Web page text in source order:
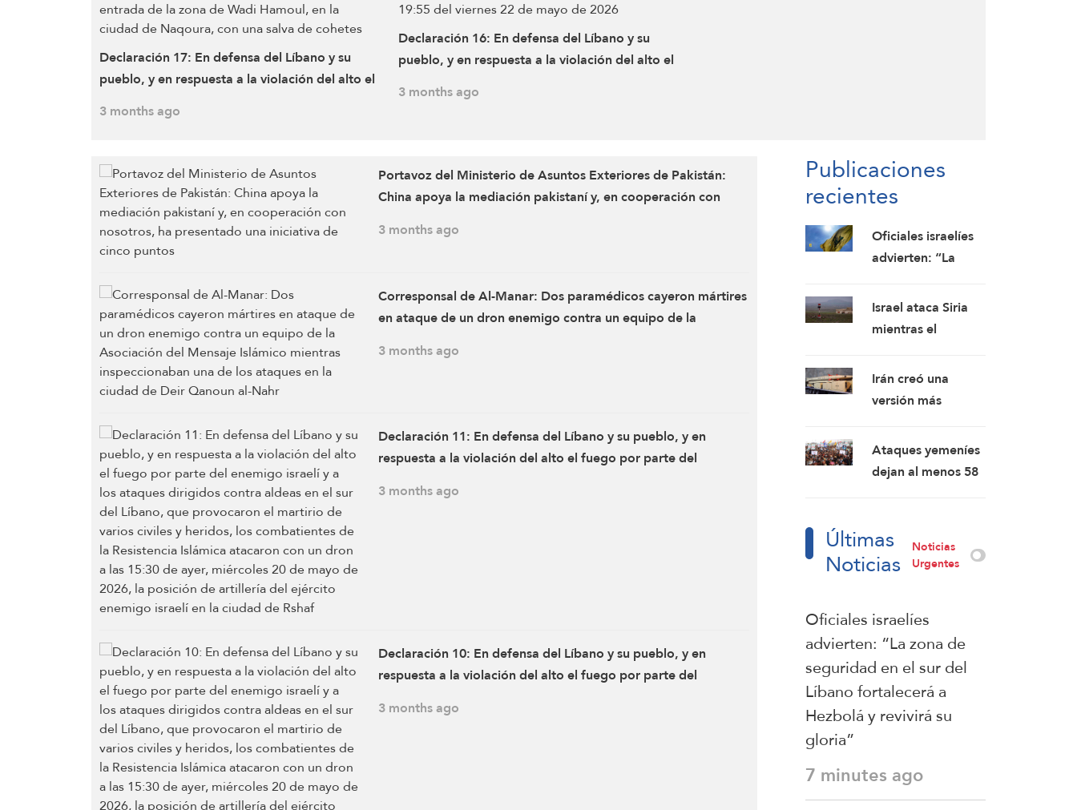
Declaración 17: En defensa del Líbano y su
pueblo, y en respuesta a la violación del alto el
fuego por parte del enemigo israelí y a los
ataques dirigidos contra aldeas en el sur del
civiles y heridos, los combatientes de la
Resistencia Islámica atacaron, a las 20:30 del
viernes 22 de mayo de 2026, una
concentración de soldados del ejército
enemigo israelí en la entrada de la zona de
una salva de cohetes
3 months ago
Declaración 16: En defensa del Líbano y su
pueblo, y en respuesta a la violación del alto el
fuego por parte del enemigo israelí y a los
ataques dirigidos contra aldeas en el sur del
Resistencia Islámica atacaron con un dron una
concentración de soldados del ejército
enemigo israelí en la ciudad de Naqoura a las
19:55 del viernes 22 de mayo de 2026
3 months ago
Portavoz del Ministerio de Asuntos Exteriores de Pakistán:
China apoya la mediación pakistaní y, en cooperación con
nosotros, ha presentado una iniciativa de cinco puntos
3 months ago
Corresponsal de Al-Manar: Dos paramédicos cayeron mártires
en ataque de un dron enemigo contra un equipo de la
Asociación del Mensaje Islámico mientras inspeccionaban una
de los ataques en la ciudad de Deir Qanoun al-Nahr
3 months ago
Declaración 11: En defensa del Líbano y su pueblo, y en
respuesta a la violación del alto el fuego por parte del
enemigo israelí y a los ataques dirigidos contra aldeas en el sur
del Líbano, que provocaron el martirio de varios civiles y
3 months ago
Declaración 10: En defensa del Líbano y su pueblo, y en
respuesta a la violación del alto el fuego por parte del
enemigo israelí y a los ataques dirigidos contra aldeas en el sur
del Líbano, que provocaron el martirio de varios civiles y
3 months ago
Publicaciones
recientes
Oficiales israelíes
advierten: “La
en el sur del Líbano
fortalecerá a
Israel ataca Siria
mientras el
Asuntos Exteriores
turco visita
manifiesto las
tensiones entre Tel
Irán creó una
versión más
Kheibar Shekan
Ataques yemeníes
dejan al menos 58
Arabia Saudí
muertos
Últimas
Noticias Noticias
Urgentes
Oficiales israelíes
advierten: “La zona de
seguridad en el sur del
Líbano fortalecerá a
Hezbolá y revivirá su
gloria”
7 minutes ago